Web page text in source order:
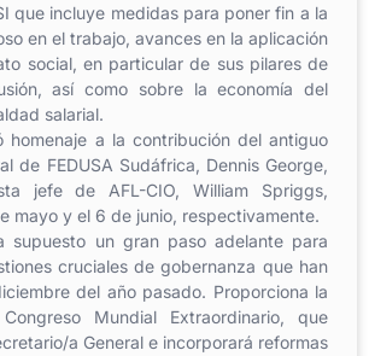
que incluye medidas para poner fin a la
en el trabajo, avances en la aplicación
social, en particular de sus pilares de
así como sobre la economía del
salarial.
homenaje a la contribución del antiguo
de FEDUSA Sudáfrica, Dennis George,
jefe de AFL-CIO, William Spriggs,
mayo y el 6 de junio, respectivamente.
supuesto un gran paso adelante para
cruciales de gobernanza que han
del año pasado. Proporciona la
Mundial Extraordinario, que
a General e incorporará reformas